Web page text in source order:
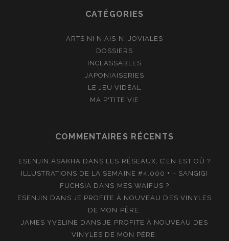
CATÉGORIES
ARTS NI NIAIS NI JOVIALES
DOSSIERS
INCLASSABLES
JAPONIAISERIES
LE JEU VIDÉAL
MA P'TITE VIE
COMMENTAIRES RÉCENTS
ESENJIN ASAKHA DANS LES RÉSEAUX, C’EN EST OÙ ?
ILLUSTRATIONS DE LA SEMAINE #4.000 + – SANGIGI
FUCHSIA DANS MES WAIFUS ?
ESENJIN DANS JE PROFITE À NOUVEAU DES VINYLES
DE MON PÈRE.
JAMES YVELINE DANSJE PROFITE À NOUVEAU DES
VINYLES DE MON PÈRE.